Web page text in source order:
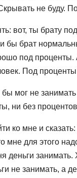
не буду.
вот, ты брату
бы брат
под проценты.
Под
мог не
ни без
ко мне и
мне для этого
деньги занимать.
не занимать, а